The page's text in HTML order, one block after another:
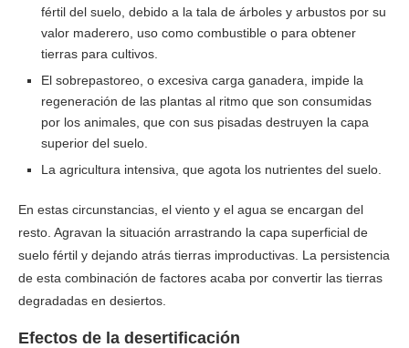
fértil del suelo, debido a la tala de árboles y arbustos por su
valor maderero, uso como combustible o para obtener
tierras para cultivos.
El sobrepastoreo, o excesiva carga ganadera, impide la
regeneración de las plantas al ritmo que son consumidas
por los animales, que con sus pisadas destruyen la capa
superior del suelo.
La agricultura intensiva, que agota los nutrientes del suelo.
En estas circunstancias, el viento y el agua se encargan del
resto. Agravan la situación arrastrando la capa superficial de
suelo fértil y dejando atrás tierras improductivas. La persistencia
de esta combinación de factores acaba por convertir las tierras
degradadas en desiertos.
Efectos de la desertificación